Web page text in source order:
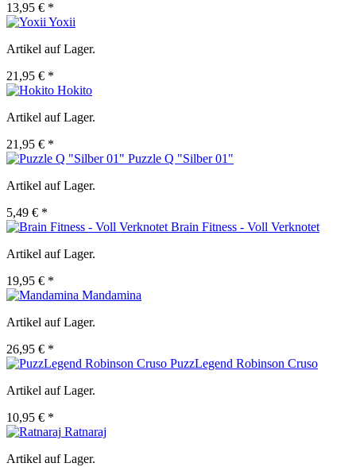
13,95 € *
Yoxii
Artikel auf Lager.
21,95 € *
Hokito
Artikel auf Lager.
21,95 € *
Puzzle Q "Silber 01"
Artikel auf Lager.
5,49 € *
Brain Fitness - Voll Verknotet
Artikel auf Lager.
19,95 € *
Mandamina
Artikel auf Lager.
26,95 € *
PuzzLegend Robinson Cruso
Artikel auf Lager.
10,95 € *
Ratnaraj
Artikel auf Lager.